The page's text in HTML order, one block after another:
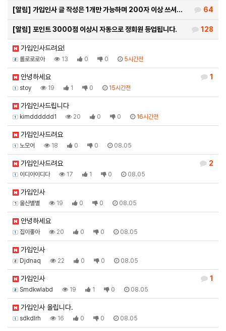
64
[알림] 가입인사 글 작성은 1개만 가능하며 200자 이상 쓰셔…
128
[알림] 포인트 3000점 이상시 자동으로 정회원 등업됩니다.
가입인사드려요!
롤로로로아 13 0 0 5시간전
1
안녕하세요
stoy 19 1 0 15시간전
가입인사드립니다
kimdddddd1 20 0 0 16시간전
가입인사드려요
노모어 18 0 0 08.05
2
가입인사드려요
이디아이디다 17 1 0 08.05
가입인사
울산별별 19 0 0 08.05
안녕하세요
집이좋아 20 0 0 08.05
가입인사
Djdnaq 22 0 0 08.05
1
가입인사
Smdkwlabd 19 1 0 08.05
가입인사 올립니다.
sdkdlrh 16 0 0 08.05